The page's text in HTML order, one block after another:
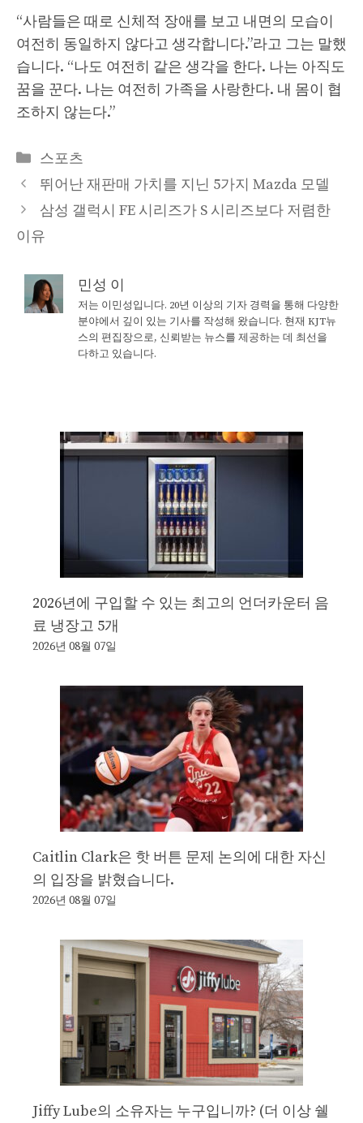
“사람들은 때로 신체적 장애를 보고 내면의 모습이
여전히 동일하지 않다고 생각합니다.”라고 그는 말했
습니다. “나도 여전히 같은 생각을 한다. 나는 아직도
꿈을 꾼다. 나는 여전히 가족을 사랑한다. 내 몸이 협
조하지 않는다.”
Categories
스포츠
뛰어난 재판매 가치를 지닌 5가지 Mazda 모델
삼성 갤럭시 FE 시리즈가 S 시리즈보다 저렴한
이유
민성 이
저는 이민성입니다. 20년 이상의 기자 경력을 통해 다양한
분야에서 깊이 있는 기사를 작성해 왔습니다. 현재 KJT뉴
스의 편집장으로, 신뢰받는 뉴스를 제공하는 데 최선을
다하고 있습니다.
2026년에 구입할 수 있는 최고의 언더카운터 음
료 냉장고 5개
2026년 08월 07일
Caitlin Clark은 핫 버튼 문제 논의에 대한 자신
의 입장을 밝혔습니다.
2026년 08월 07일
Jiffy Lube의 소유자는 누구입니까? (더 이상 쉘